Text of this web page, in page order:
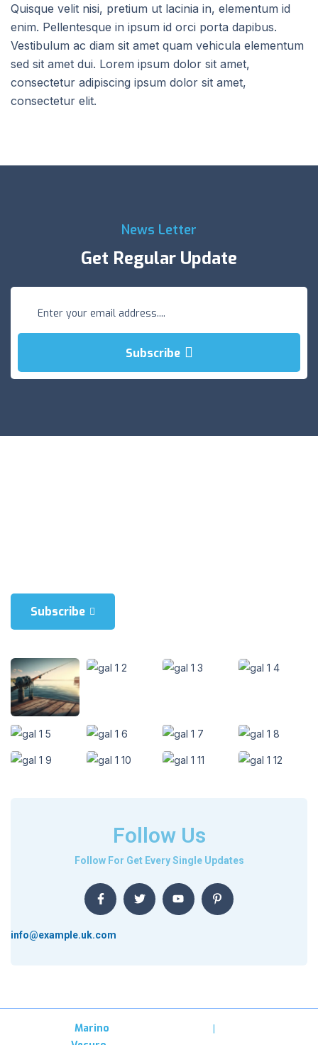
Quisque velit nisi, pretium ut lacinia in, elementum id
enim. Pellentesque in ipsum id orci porta dapibus.
Vestibulum ac diam sit amet quam vehicula elementum
sed sit amet dui. Lorem ipsum dolor sit amet,
consectetur adipiscing ipsum dolor sit amet,
consectetur elit.
News Letter
Get Regular Update
Subscribe
Subscribe
Follow Us
Follow For Get Every Single Updates
info@example.uk.com
Marino